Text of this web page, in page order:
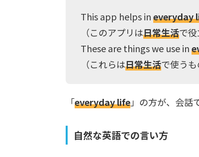
This app helps ineveryday
（このアプリは日常生活で役
These are things we use in
（これらは日常生活で使うも
「everyday life」の方が、会話
自然な英語での言い方